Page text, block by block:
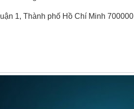
1, Thành phố Hồ Chí Minh 700000